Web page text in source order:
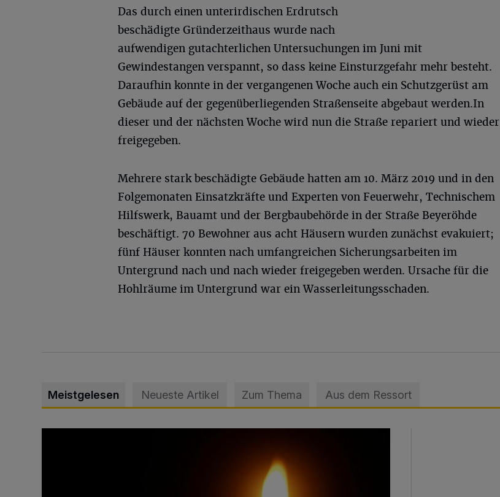
Das durch einen unterirdischen Erdrutsch
beschädigte Gründerzeithaus wurde nach
aufwendigen gutachterlichen Untersuchungen im Juni mit
Gewindestangen verspannt, so dass keine Einsturzgefahr mehr besteht.
Daraufhin konnte in der vergangenen Woche auch ein Schutzgerüst am
Gebäude auf der gegenüberliegenden Straßenseite abgebaut werden.In
dieser und der nächsten Woche wird nun die Straße repariert und wieder
freigegeben.
Mehrere stark beschädigte Gebäude hatten am 10. März 2019 und in den
Folgemonaten Einsatzkräfte und Experten von Feuerwehr, Technischem
Hilfswerk, Bauamt und der Bergbaubehörde in der Straße Beyeröhde
beschäftigt. 70 Bewohner aus acht Häusern wurden zunächst evakuiert;
fünf Häuser konnten nach umfangreichen Sicherungsarbeiten im
Untergrund nach und nach wieder freigegeben werden. Ursache für die
Hohlräume im Untergrund war ein Wasserleitungsschaden.
Meistgelesen Neueste Artikel Zum Thema Aus dem Ressort